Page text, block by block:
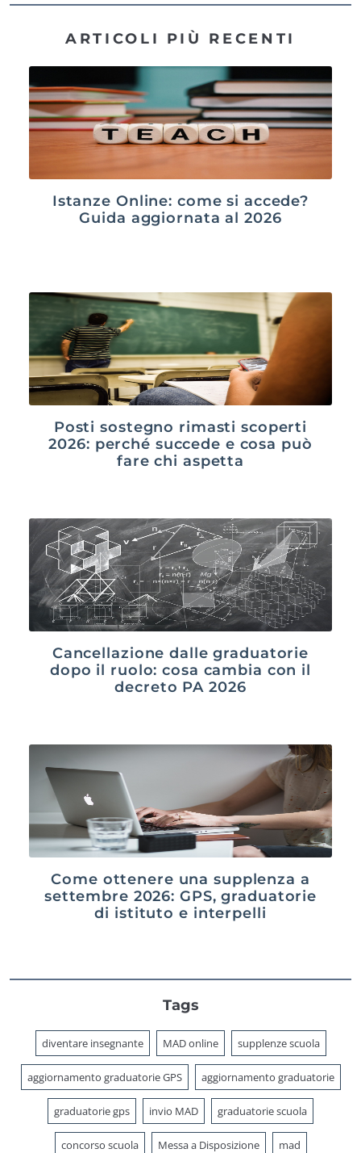
ARTICOLI PIÙ RECENTI
Istanze Online: come si accede?
Guida aggiornata al 2026
Posti sostegno rimasti scoperti
2026: perché succede e cosa può
fare chi aspetta
Cancellazione dalle graduatorie
dopo il ruolo: cosa cambia con il
decreto PA 2026
Come ottenere una supplenza a
settembre 2026: GPS, graduatorie
di istituto e interpelli
Tags
diventare insegnante MAD online supplenze scuola
aggiornamento graduatorie GPS aggiornamento graduatorie
graduatorie gps invio MAD graduatorie scuola
concorso scuola Messa a Disposizione mad